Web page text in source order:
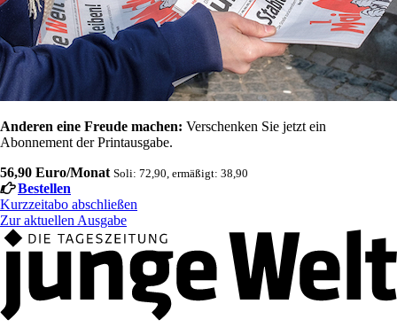
Anderen eine Freude machen: Verschenken Sie jetzt ein
Abonnement der Printausgabe.
56,90 Euro/Monat Soli: 72,90, ermäßigt: 38,90
Bestellen
Kurzzeitabo abschließen
Zur aktuellen Ausgabe